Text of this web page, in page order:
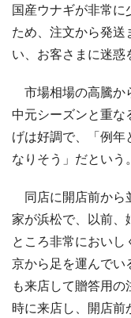
国産ウナギが非常
ため、注文から発送
い、お客さまに迷惑
市場相場の高騰か
中元シーズンと重な
げは好調で、「例年
なりそう」だという。
同店に開店前から
家が浜松で、以前、
ところ非常におい
京から足を運んでい
も来店して贈答用
時に来店し、開店前